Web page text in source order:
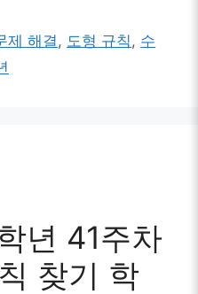
제 해결 , 도형 규칙 , 수
년 41주차
찾기 학